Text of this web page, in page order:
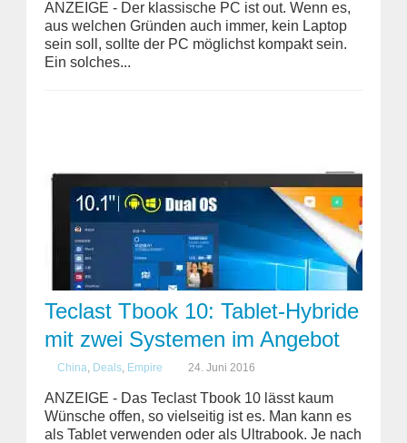
ANZEIGE - Der klassische PC ist out. Wenn es,
aus welchen Gründen auch immer, kein Laptop
sein soll, sollte der PC möglichst kompakt sein.
Ein solches...
Teclast Tbook 10: Tablet-Hybride
mit zwei Systemen im Angebot
China Deals Empire 24. Juni 2016
ANZEIGE - Das Teclast Tbook 10 lässt kaum
Wünsche offen, so vielseitig ist es. Man kann es
als Tablet verwenden oder als Ultrabook. Je nach